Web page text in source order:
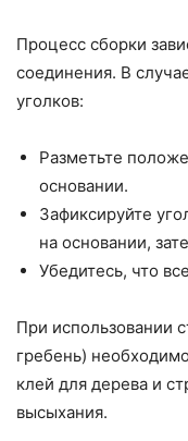
Процесс сборки
соединения. В
уголков:
Разметьте
основании.
Зафиксируйте
на основании,
Убедитесь, что
При использовании
гребень)
клей для дерева и
высыхания.